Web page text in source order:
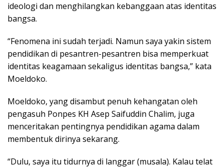
ideologi dan menghilangkan kebanggaan atas identitas
bangsa.
“Fenomena ini sudah terjadi. Namun saya yakin sistem
pendidikan di pesantren-pesantren bisa memperkuat
identitas keagamaan sekaligus identitas bangsa,” kata
Moeldoko.
Moeldoko, yang disambut penuh kehangatan oleh
pengasuh Ponpes KH Asep Saifuddin Chalim, juga
menceritakan pentingnya pendidikan agama dalam
membentuk dirinya sekarang.
“Dulu, saya itu tidurnya di langgar (musala). Kalau telat